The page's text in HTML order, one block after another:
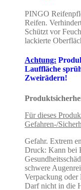
PINGO
Reifen.
Schützt vor
lackierte
Achtung:
Lauffläche
Zweirädern!
Für dieses
Gefahren-/
Gefahr. Extrem
Druck: Kann bei
schwere
Verpackung oder
Darf nicht in die